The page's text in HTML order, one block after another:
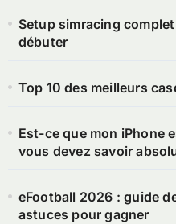
Setup simracing
débuter
Top 10 des meilleurs
Est-ce que mon iPhone
vous devez savoir
eFootball 2026 : guide
astuces pour gagner